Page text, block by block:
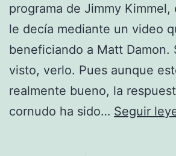
programa de Jimmy Kimmel,
le decía mediante un video
beneficiando a Matt Damon.
visto, verlo. Pues aunque
realmente bueno, la
cornudo ha sido… Seguir